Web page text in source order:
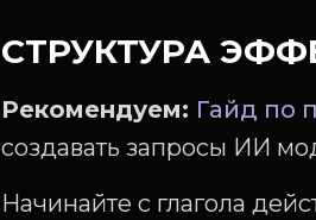
СТРУКТУРА
Рекомендуем: Гайд по
создавать запросы ИИ
Начинайте с глагола